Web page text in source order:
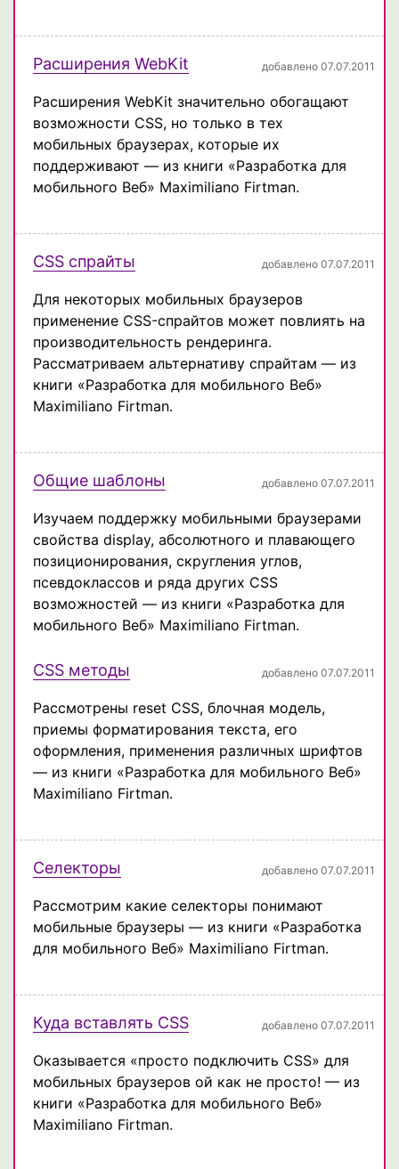
Расширения WebKit добавлено 07.07.2011
Расширения WebKit значительно обогащают
возможности CSS, но только в тех
мобильных браузерах, которые их
поддерживают — из книги «Разработка для
мобильного Веб» Maximiliano Firtman.
CSS спрайты добавлено 07.07.2011
Для некоторых мобильных браузеров
применение CSS-спрайтов может повлиять на
производительность рендеринга.
Рассматриваем альтернативу спрайтам — из
книги «Разработка для мобильного Веб»
Maximiliano Firtman.
Общие шаблоны добавлено 07.07.2011
Изучаем поддержку мобильными браузерами
свойства display, абсолютного и плавающего
позиционирования, скругления углов,
псевдоклассов и ряда других CSS
возможностей — из книги «Разработка для
мобильного Веб» Maximiliano Firtman.
CSS методы добавлено 07.07.2011
Рассмотрены reset CSS, блочная модель,
приемы форматирования текста, его
оформления, применения различных шрифтов
— из книги «Разработка для мобильного Веб»
Maximiliano Firtman.
Селекторы добавлено 07.07.2011
Рассмотрим какие селекторы понимают
мобильные браузеры — из книги «Разработка
для мобильного Веб» Maximiliano Firtman.
Куда вставлять CSS добавлено 07.07.2011
Оказывается «просто подключить CSS» для
мобильных браузеров ой как не просто! — из
книги «Разработка для мобильного Веб»
Maximiliano Firtman.